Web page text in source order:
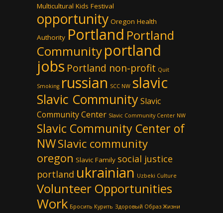
Multicultural Kids Festival
opportunity Oregon Health
Authority Portland Portland
Communityportland
jobs Portland non-profit Quit
Smoking russian SCC NW slavic
Slavic CommunitySlavic
Community Center Slavic Community Center NW
Slavic Community Center of
NWSlavic community
oregon Slavic Family social justice
portland ukrainian Uzbeki Culture
Volunteer Opportunities
Work Бросить Курить Здоровый Образ Жизни